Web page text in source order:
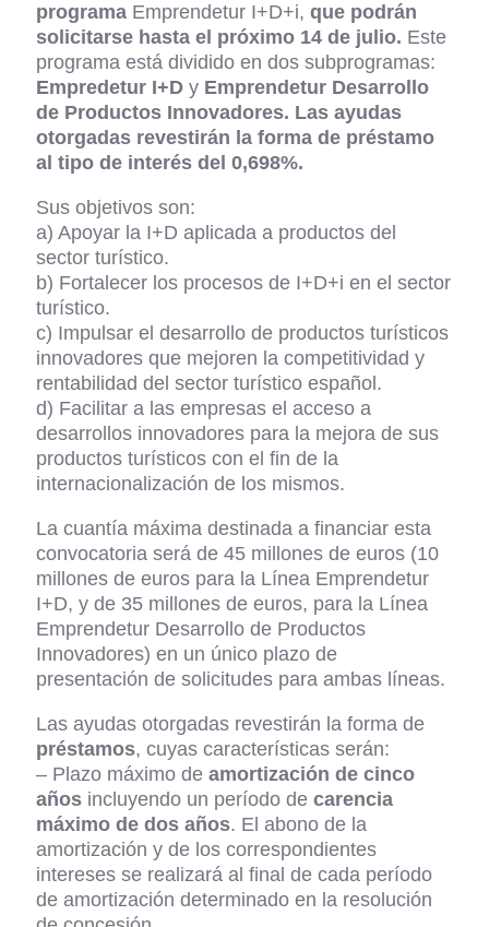
programa Emprendetur I+D+i, que podrán
solicitarse hasta el próximo 14 de julio. Este
programa está dividido en dos subprogramas:
Empredetur I+D y Emprendetur Desarrollo
de Productos Innovadores. Las ayudas
otorgadas revestirán la forma de préstamo
al tipo de interés del 0,698%.
Sus objetivos son:
a) Apoyar la I+D aplicada a productos del
sector turístico.
b) Fortalecer los procesos de I+D+i en el sector
turístico.
c) Impulsar el desarrollo de productos turísticos
innovadores que mejoren la competitividad y
rentabilidad del sector turístico español.
d) Facilitar a las empresas el acceso a
desarrollos innovadores para la mejora de sus
productos turísticos con el fin de la
internacionalización de los mismos.
La cuantía máxima destinada a financiar esta
convocatoria será de 45 millones de euros (10
millones de euros para la Línea Emprendetur
I+D, y de 35 millones de euros, para la Línea
Emprendetur Desarrollo de Productos
Innovadores) en un único plazo de
presentación de solicitudes para ambas líneas.
Las ayudas otorgadas revestirán la forma de
préstamos, cuyas características serán:
– Plazo máximo de amortización de cinco
años incluyendo un período de carencia
máximo de dos años. El abono de la
amortización y de los correspondientes
intereses se realizará al final de cada período
de amortización determinado en la resolución